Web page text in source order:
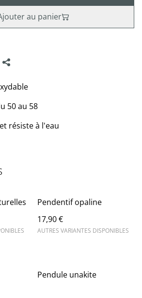
au panier
50 au 58
résiste à l'eau
Pendentif opaline
17,90 €
AUTRES VARIANTES DISPONIBLES
Pendule unakite